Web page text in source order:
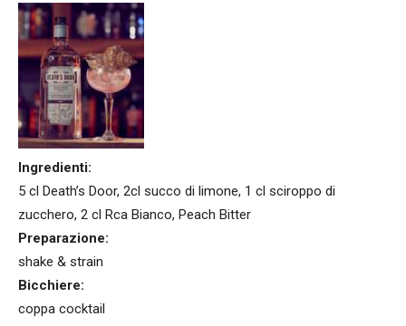
Ingredienti:
5 cl Death’s Door, 2cl succo di limone, 1 cl sciroppo di
zucchero, 2 cl Rca Bianco, Peach Bitter
Preparazione:
shake & strain
Bicchiere:
coppa cocktail